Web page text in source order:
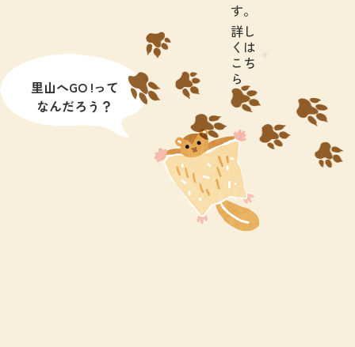
す。
詳し
くは
こち
ら
里山へGO !って
なんだろう？